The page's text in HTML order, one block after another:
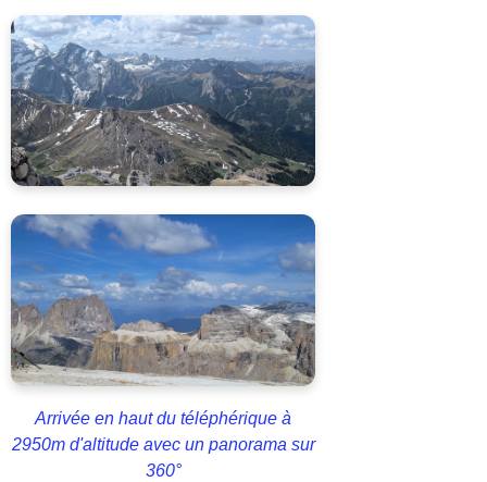
Arrivée en haut du téléphérique à
2950m d'altitude avec un panorama sur
360°